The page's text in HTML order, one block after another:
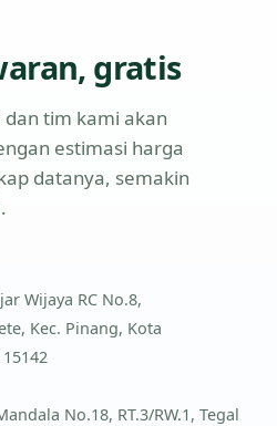
gratis
tim kami akan
estimasi harga
datanya, semakin
Wijaya RC No.8,
Kec. Pinang, Kota
No.18, RT.3/RW.1, Tegal